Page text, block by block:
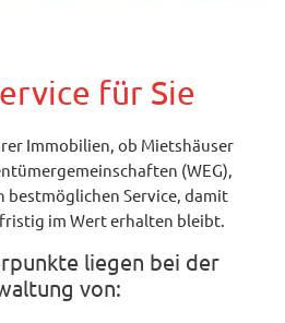
für Sie
Immobilien, ob Mietshäuser
(WEG),
bestmöglichen Service, damit
im Wert erhalten bleibt.
liegen bei der
von: